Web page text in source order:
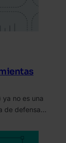
ya no es una
de defensa…